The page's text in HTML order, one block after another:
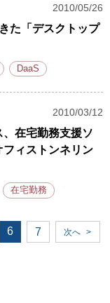
2010/05/26
た「デスクトップ
DaaS
2010/03/12
在宅勤務支援ソ
フィストンネリン
在宅勤務
6 7 次へ >